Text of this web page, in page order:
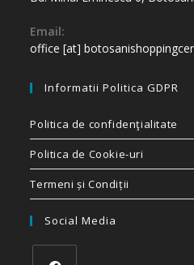
Email:
office [at]
Informatii Politica GDPR
Politica de confidenţialitate
Politica de Cookie-uri
Termeni și Condiții
Social Media